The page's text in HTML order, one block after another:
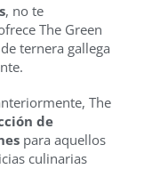
, no te
The Green
ternera gallega
The
de
para aquellos
culinarias